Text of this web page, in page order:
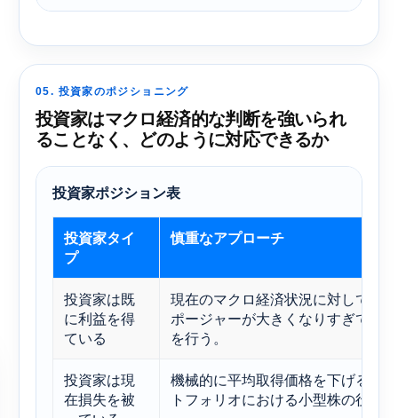
05. 投資家のポジショニング
投資家はマクロ経済的な判断を強いられ
ることなく、どのように対応できるか
投資家ポジション表
投資家タイ
プ
慎重なアプローチ
投資家は既
に利益を得
ている
現在のマクロ経済状況に対して、
ポージャーが大きくなりすぎてい
を行う。
投資家は現
在損失を被
機械的に平均取得価格を下げるの
トフォリオにおける小型株の役割